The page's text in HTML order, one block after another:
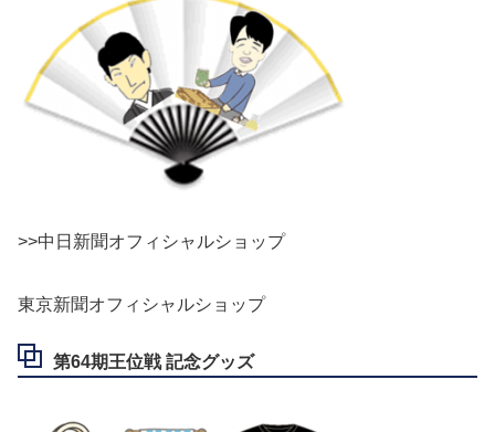
>>中日新聞オフィシャルショップ
東京新聞オフィシャルショップ
第64期王位戦 記念グッズ